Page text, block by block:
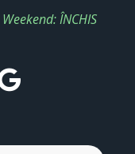
ÎNCHIS